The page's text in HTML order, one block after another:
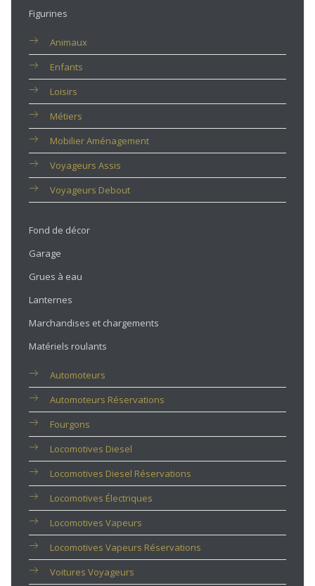
Figurines
Animaux
Enfants
Loisirs
Métiers
Mobilier Aménagement
Voyageurs Assis
Voyageurs Debout
Fond de décor
Garage
Grues à eau
Lanternes
Marchandises et chargements
Matériels roulants
Automoteurs
Automoteurs Réservations
Fourgons
Locomotives Diesel
Locomotives Diesel Réservations
Locomotives Électriques
Locomotives Vapeurs
Locomotives Vapeurs Réservations
Voitures Voyageurs